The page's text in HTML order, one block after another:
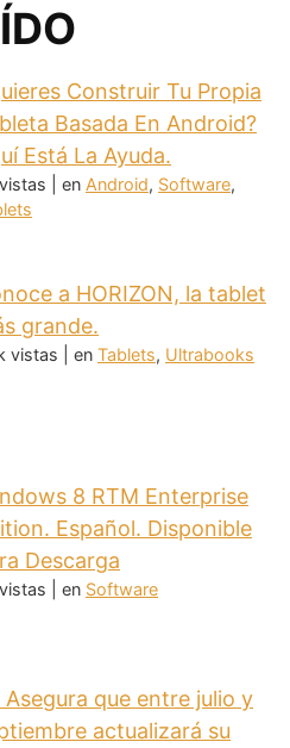
Construir Tu Propia
Basada En Android?
Está La Ayuda.
en Android, Software,
a HORIZON, la tablet
grande.
vistas en Tablets, Ultrabooks
8 RTM Enterprise
Español. Disponible
Descarga
en Software
Asegura que entre julio y
actualizará su